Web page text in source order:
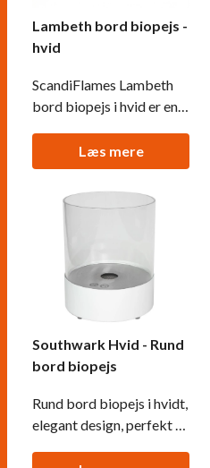
Lambeth bord biopejs -
hvid
ScandiFlames Lambeth
bord biopejs i hvid er en
bioethanolpejs, der kan
bruges både inde og ude.
Med sin rektangulære
form og tidsløse design
er den stilren og
opsigtsvækkende.
Sikkerhedsglas på begge
maksimalt
Læs mere
Southwark Hvid - Rund
bord biopejs
Rund bord biopejs i hvidt,
elegant design, perfekt til